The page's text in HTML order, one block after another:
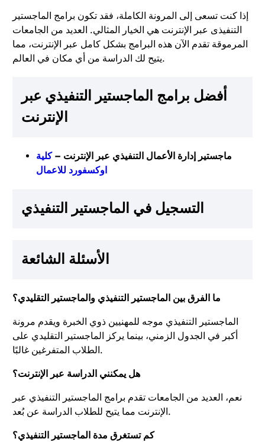
إذا كنت تسعى إلى المرونة الكاملة، فقد تكون برامج الماجستير
التنفيذى عبر الإنترنت هي الخيار المثالي. العديد من الجامعات
المرموقة تقدم الآن هذه البرامج بشكل كامل عبر الإنترنت، مما
يتيح لك الدراسة من أي مكان في العالم.
أفضل برامج الماجستير التنفيذي عبر
الإنترنت
ماجستير إدارة الأعمال التنفيذي عبر الإنترنت –كلية
اوكسفورد للاعمال
التسجيل في الماجستير التنفيذي
الأسئلة الشائعة
ما الفرق بين الماجستير التنفيذي والماجستير التقليدي؟
الماجستير التنفيذي موجه للمهنيين ذوي الخبرة ويقدم مرونة
أكبر في الجدول الزمني، بينما يركز الماجستير التقليدي على
الطلاب المتفرغين غالبًا.
هل يمكنني الدراسة عبر الإنترنت؟
نعم، العديد من الجامعات تقدم برامج الماجستير التنفيذي عبر
الإنترنت مما يتيح للطلاب الدراسة عن بُعد.
كم تستغرق مدة الماجستير التنفيذي؟